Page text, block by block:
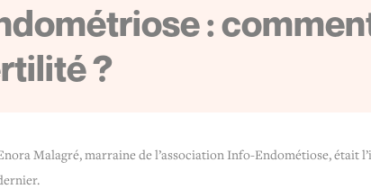
:
?
Malagré, marraine de l’association Info-Endométiose, était